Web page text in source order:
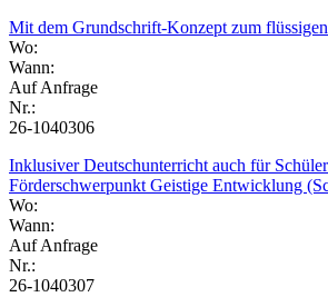
Mit dem Grundschrift-Konzept zum
Wo:
Wann:
Auf Anfrage
Nr.:
26-1040306
Inklusiver Deutschunterricht auch für
Förderschwerpunkt Geistige Entwicklung
Wo:
Wann:
Auf Anfrage
Nr.:
26-1040307